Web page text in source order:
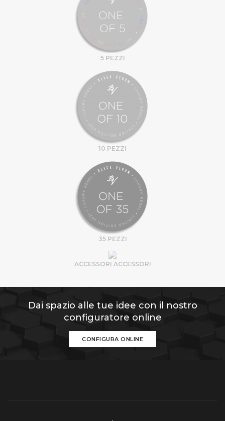
5 PEZZI
10 PEZZI
35 PEZZI
ACCESSORI ACCESSORI
Dai spazio alle tue idee con il nostro
configuratore online
CONFIGURA ONLINE